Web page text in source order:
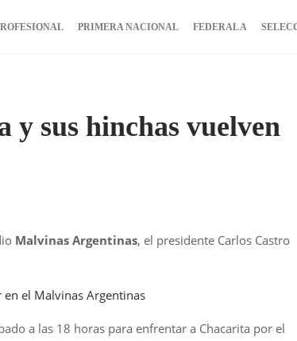
PRIMERA NACIONAL FEDERAL A
y sus hinchas vuelven
Malvinas Argentinas, el presidente Carlos Castro
el Malvinas Argentinas
a las 18 horas para enfrentar a Chacarita por el